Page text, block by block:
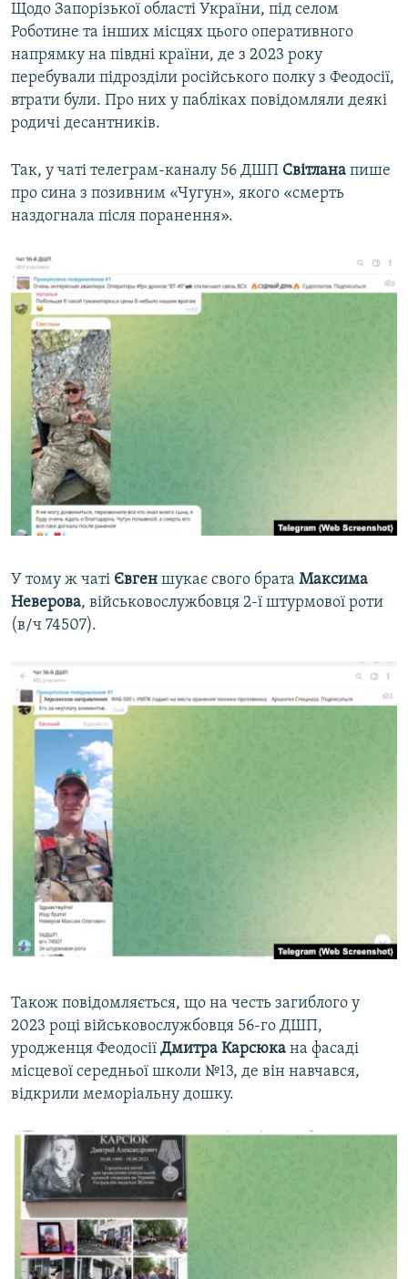
Щодо Запорізької області України, під селом
Роботине та інших місцях цього оперативного
напрямку на півдні країни, де з 2023 року
перебували підрозділи російського полку з Феодосії,
втрати були. Про них у пабліках повідомляли деякі
родичі десантників.
Так, у чаті телеграм-каналу 56 ДШП Світлана пише
про сина з позивним «Чугун», якого «смерть
наздогнала після поранення».
У тому ж чаті Євген шукає свого брата Максима
Неверова, військовослужбовця 2-ї штурмової роти
(в/ч 74507).
Також повідомляється, що на честь загиблого у
2023 році військовослужбовця 56-го ДШП,
уродженця Феодосії Дмитра Карсюка на фасаді
місцевої середньої школи №13, де він навчався,
відкрили меморіальну дошку.